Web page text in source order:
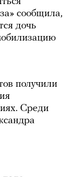
сообщила,
дочь
получили
Среди